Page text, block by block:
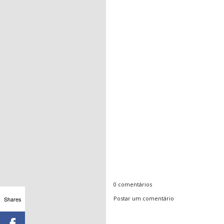
0 comentários
Postar um comentário
Shares